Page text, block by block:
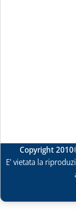
Copyright 2010
E' vietata la